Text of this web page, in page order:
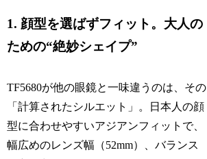
1. 顔型を選ばずフィット。大人の
ための“絶妙シェイプ”
TF5680が他の眼鏡と一味違うのは、その
「計算されたシルエット」。日本人の顔
型に合わせやすいアジアンフィットで、
幅広めのレンズ幅（52mm）、バランス